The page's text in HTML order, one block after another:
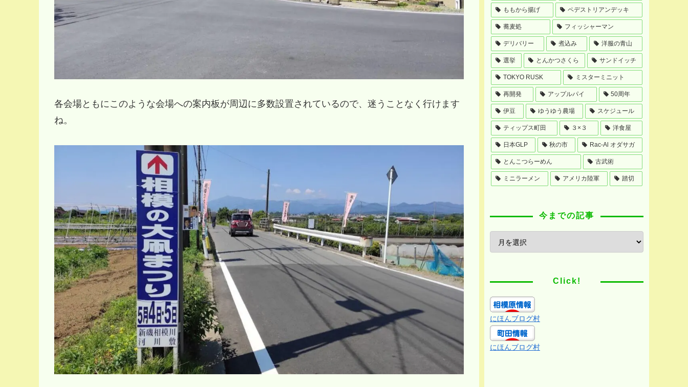
各会場ともにこのような会場への案内板が周辺に多数設置されているので、迷うことなく行けます
ね。
ももから揚げ ペデストリアンデッキ
蕎麦処 フィッシャーマン
デリバリー 煮込み 洋服の青山
選挙 とんかつさくら サンドイッチ
TOKYO RUSK ミスターミニット
再開発 アップルパイ 50周年
伊豆 ゆうゆう農場 スケジュール
ティップス町田 ３×３ 洋食屋
日本GLP 秋の市 Rac-Al オダサガ
とんこつらーめん 古武術
ミニラーメン アメリカ陸軍 踏切
今までの記事
Click!
にほんブログ村
にほんブログ村